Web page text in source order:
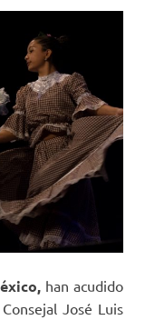
han acudido
José Luis